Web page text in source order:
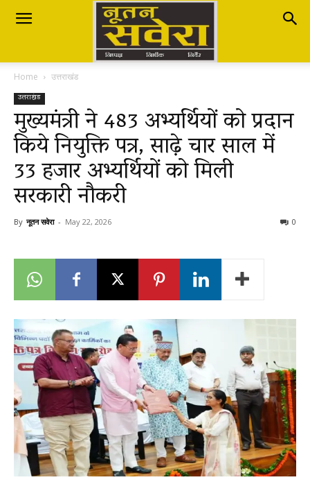
Nutan
Savera
नूतन
सवेरा
Breaking
News
LIVE
Home उत्तराखंड
उत्तराखंड
मुख्यमंत्री ने 483 अभ्यर्थियों को प्रदान
किये नियुक्ति पत्र, साढ़े चार साल में
33 हजार अभ्यर्थियों को मिली
सरकारी नौकरी
By नूतन सवेरा - May 22, 2026 0